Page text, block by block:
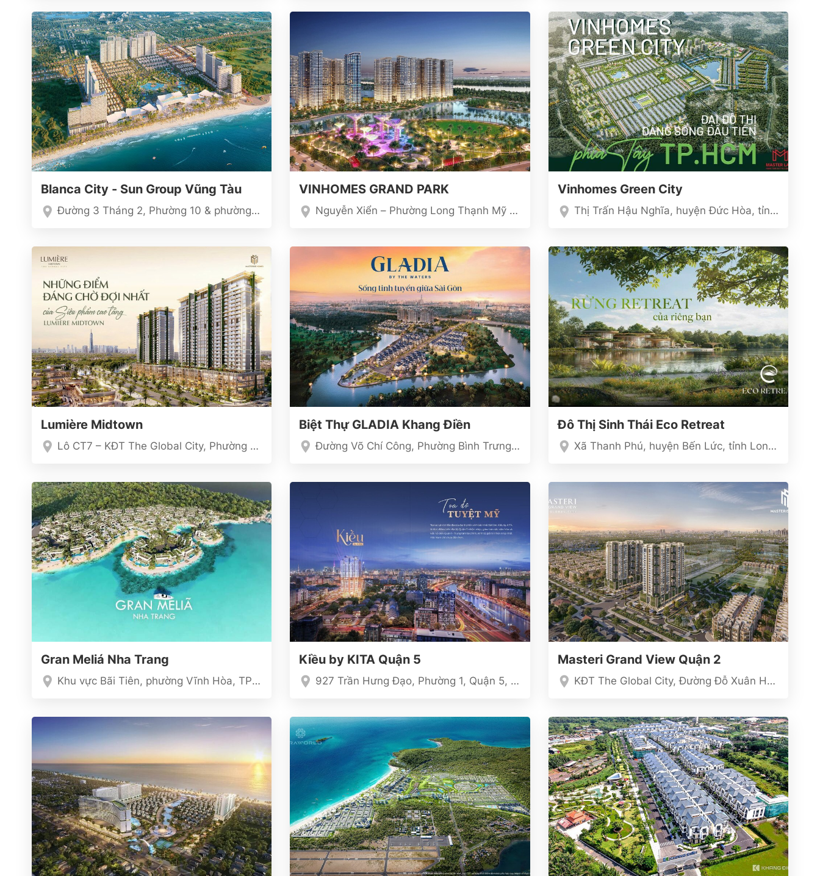
Blanca City - Sun Group Vũng Tàu
Đường 3 Tháng 2, Phường 10 & phường 11,TP Vũng Tàu
VINHOMES GRAND PARK
Nguyễn Xiển – Phường Long Thạnh Mỹ – Quận 9 – TP Hồ Chí Minh
Vinhomes Green City
Thị Trấn Hậu Nghĩa, huyện Đức Hòa, tỉnh Long An
Lumière Midtown
Lô CT7 – KĐT The Global City, Phường Bình Trương, TP. HCM
Biệt Thự GLADIA Khang Điền
Đường Võ Chí Công, Phường Bình Trưng, TP.HCM
Đô Thị Sinh Thái Eco Retreat
Xã Thanh Phú, huyện Bến Lức, tỉnh Long An
Gran Meliá Nha Trang
Khu vực Bãi Tiên, phường Vĩnh Hòa, TP Nha Trang, Khánh Hòa
Kiều by KITA Quận 5
927 Trần Hưng Đạo, Phường 1, Quận 5, TP.HCM
Masteri Grand View Quận 2
KĐT The Global City, Đường Đỗ Xuân Hợp, An Phú, quận 2, TP.HCM